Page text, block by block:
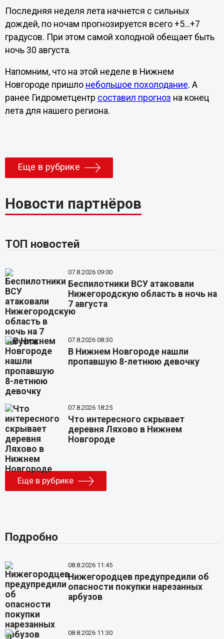
Последняя неделя лета начнется с сильных
дождей, по ночам прогнозируется всего +5…+7
градусов. При этом самой холодной обещает быть
ночь 30 августа.
Напомним, что на этой неделе в Нижнем
Новгороде пришло небольшое похолодание. А
ранее Гидрометцентр составил прогноз на конец
лета для нашего региона.
Еще в рубрике
Новости партнёров
ТОП новостей
07.8.2026 09:00
Беспилотники ВСУ атаковали
Нижегородскую область в ночь на
7 августа
07.8.2026 08:30
В Нижнем Новгороде нашли
пропавшую 8-летнюю девочку
07.8.2026 18:25
Что интересного скрывает
деревня Ляхово в Нижнем
Новгороде
Еще в рубрике
Подробно
08.8.2026 11:45
Нижегородцев предупредили об
опасности покупки нарезанных
арбузов
08.8.2026 11:30